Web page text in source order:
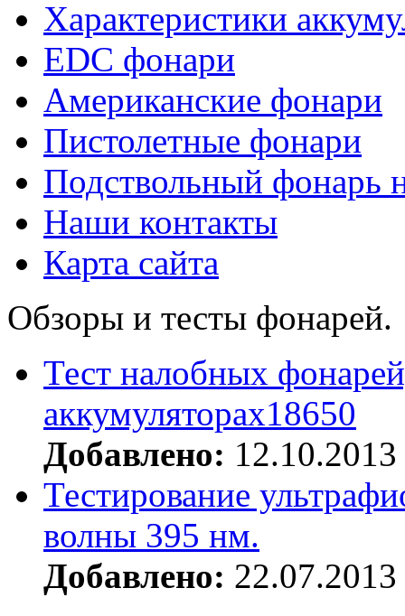
Характеристики
EDC фонари
Американские фонари
Пистолетные фонари
Подствольный фонарь
Наши контакты
Карта сайта
Обзоры и тесты фонарей.
Тест налобных
аккумуляторах18650
Добавлено: 12.10.2013
Тестирование
волны 395 нм.
Добавлено: 22.07.2013